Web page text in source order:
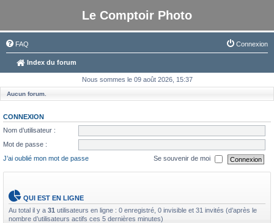
Le Comptoir Photo
FAQ Connexion
Index du forum
Nous sommes le 09 août 2026, 15:37
Aucun forum.
CONNEXION
Nom d’utilisateur :
Mot de passe :
J’ai oublié mon mot de passe
Se souvenir de moi
QUI EST EN LIGNE
Au total il y a 31 utilisateurs en ligne : 0 enregistré, 0 invisible et 31 invités (d’après le
nombre d’utilisateurs actifs ces 5 dernières minutes)